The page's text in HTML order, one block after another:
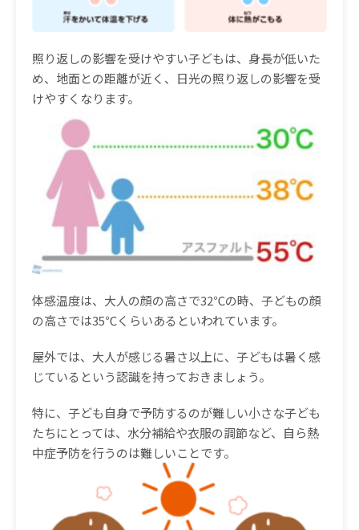
照り返しの影響を受けやすい子どもは、身長が低いた
め、地面との距離が近く、日光の照り返しの影響を受
けやすくなります。
体感温度は、大人の顔の高さで32℃の時、子どもの顔
の高さでは35℃くらいあるといわれています。
屋外では、大人が感じる暑さ以上に、子どもは暑く感
じているという認識を持っておきましょう。
特に、子ども自身で予防するのが難しい小さな子ども
たちにとっては、水分補給や衣服の調節など、自ら熱
中症予防を行うのは難しいことです。